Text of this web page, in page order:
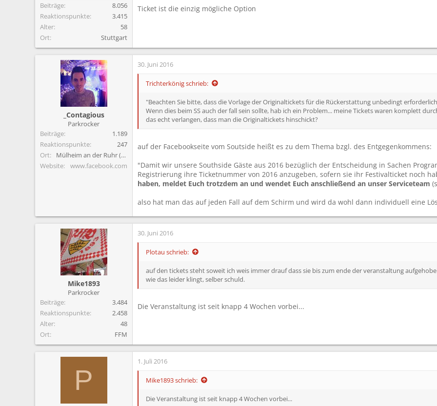
Beiträge
8.056
Reaktionspunkte
3.415
Alter
58
Ort
Stuttgart
Ticket ist die einzig mögliche Option
_Contagious
Parkrocker
Beiträge
1.189
Reaktionspunkte
247
Ort
Mülheim an der Ruhr (NRW)
Website
www.facebook.com
30. Juni 2016
Trichterkönig schrieb:
"Beachten Sie bitte, dass die Vorlage der Originaltickets für die Rückerstattung unbedingt
Wenn dies beim SS auch der fall sein sollte, hab ich ein Problem... meine Tickets waren komplett
das echt verlangen, dass man die Originaltickets hinschickt?
auf der Facebookseite vom Soutside heißt es zu dem Thema bzgl. des Entgegenkommens:
"Damit wir unsere Southside Gäste aus 2016 bezüglich der Entscheidung in Sachen
Registrierung ihre Ticketnummer von 2016 anzugeben, sofern sie ihr Festivalticket noch
haben, meldet Euch trotzdem an und wendet Euch anschließend an unser Serviceteam
also hat man das auf jeden Fall auf dem Schirm und wird da wohl dann individuell eine
Mike1893
Parkrocker
Beiträge
3.484
Reaktionspunkte
2.458
Alter
48
Ort
FFM
30. Juni 2016
Plotau schrieb:
auf den tickets steht soweit ich weis immer drauf dass sie bis zum ende der veranstaltung
wie das leider klingt, selber schuld.
Die Veranstaltung ist seit knapp 4 Wochen vorbei...
P
1. Juli 2016
Mike1893 schrieb:
Die Veranstaltung ist seit knapp 4 Wochen vorbei...